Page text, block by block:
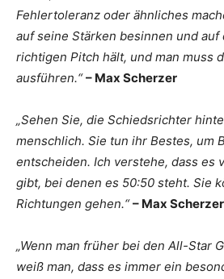
Fehlertoleranz oder ähnliches
auf seine Stärken besinnen und auf
richtigen Pitch hält, und man muss
ausführen.“– Max Scherzer
„Sehen Sie, die Schiedsrichter
menschlich. Sie tun ihr Bestes, um
entscheiden. Ich verstehe, dass es
gibt, bei denen es 50:50 steht. Sie
Richtungen gehen.“– Max Scherzer
„Wenn man früher bei den All-Star
weiß man, dass es immer ein